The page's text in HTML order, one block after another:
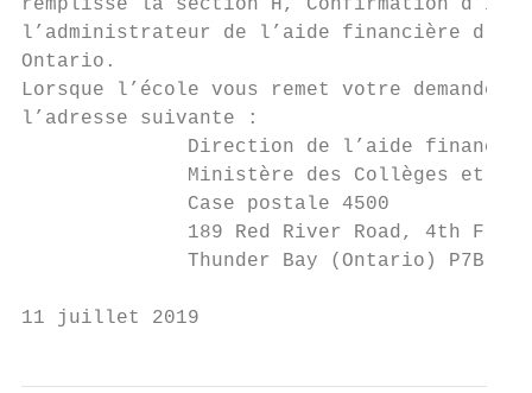
remplisse la section H, Confirmation
l’administrateur de l’aide financière
Ontario.
Lorsque l’école vous remet votre
l’adresse suivante :
Direction de l’aide
Ministère des Collèges et
              Case postale 4500
              189 Red River Road, 4th Floor
              Thunder Bay (Ontario) P7B 6G9
11 juillet 2019